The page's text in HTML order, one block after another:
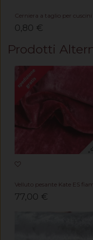
Cerniera a taglio per
0,80 €
Prodotti
Velluto pesante Kate ES
77,00 €